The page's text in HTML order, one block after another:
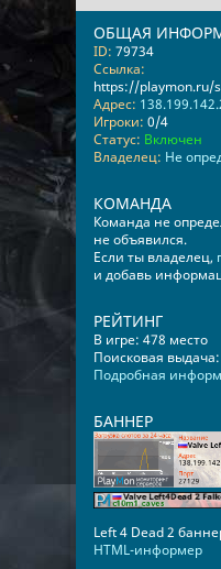
ОБЩАЯ
ID: 79734
Ссылка:
https://playmon.ru/
Адрес:
Игроки: 0/4
Статус: Включен
Владелец: Не
КОМАНДА
Команда не
не объявился.
Если ты владелец,
и добавь
РЕЙТИНГ
В игре: 478 место
Поисковая
Подробная
БАННЕР
Left 4 Dead 2
HTML-информер